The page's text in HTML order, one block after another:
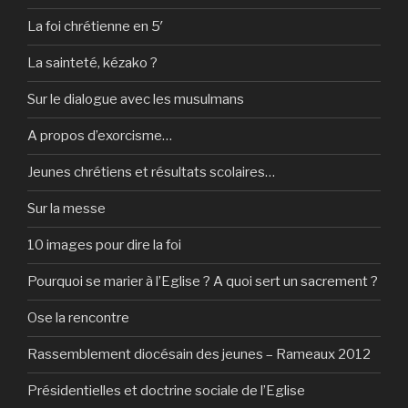
La foi chrétienne en 5′
La sainteté, kézako ?
Sur le dialogue avec les musulmans
A propos d’exorcisme…
Jeunes chrétiens et résultats scolaires…
Sur la messe
10 images pour dire la foi
Pourquoi se marier à l’Eglise ? A quoi sert un sacrement ?
Ose la rencontre
Rassemblement diocésain des jeunes – Rameaux 2012
Présidentielles et doctrine sociale de l’Eglise